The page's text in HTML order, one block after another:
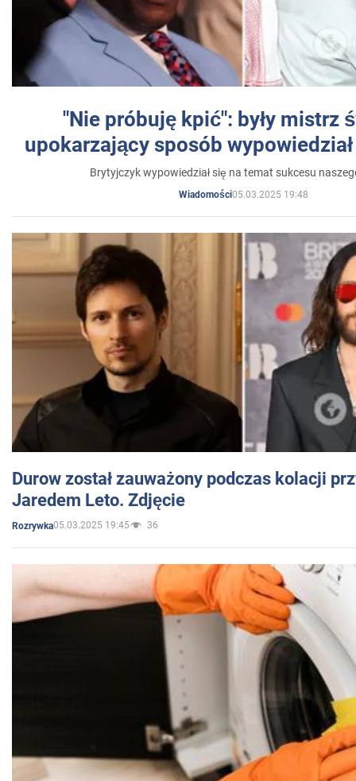
"Nie próbuję kpić": były mistrz
upokarzający sposób
Brytyjczyk wypowiedział się na temat sukcesu
Wiadomości05.03.2025 19:48
Durow został zauważony podczas kolacji
Jaredem Leto. Zdjęcie
Rozrywka05.03.2025 19:45 36